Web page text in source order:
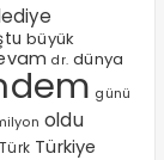
büyük
dr. dünya
günü
oldu
Türk Türkiye